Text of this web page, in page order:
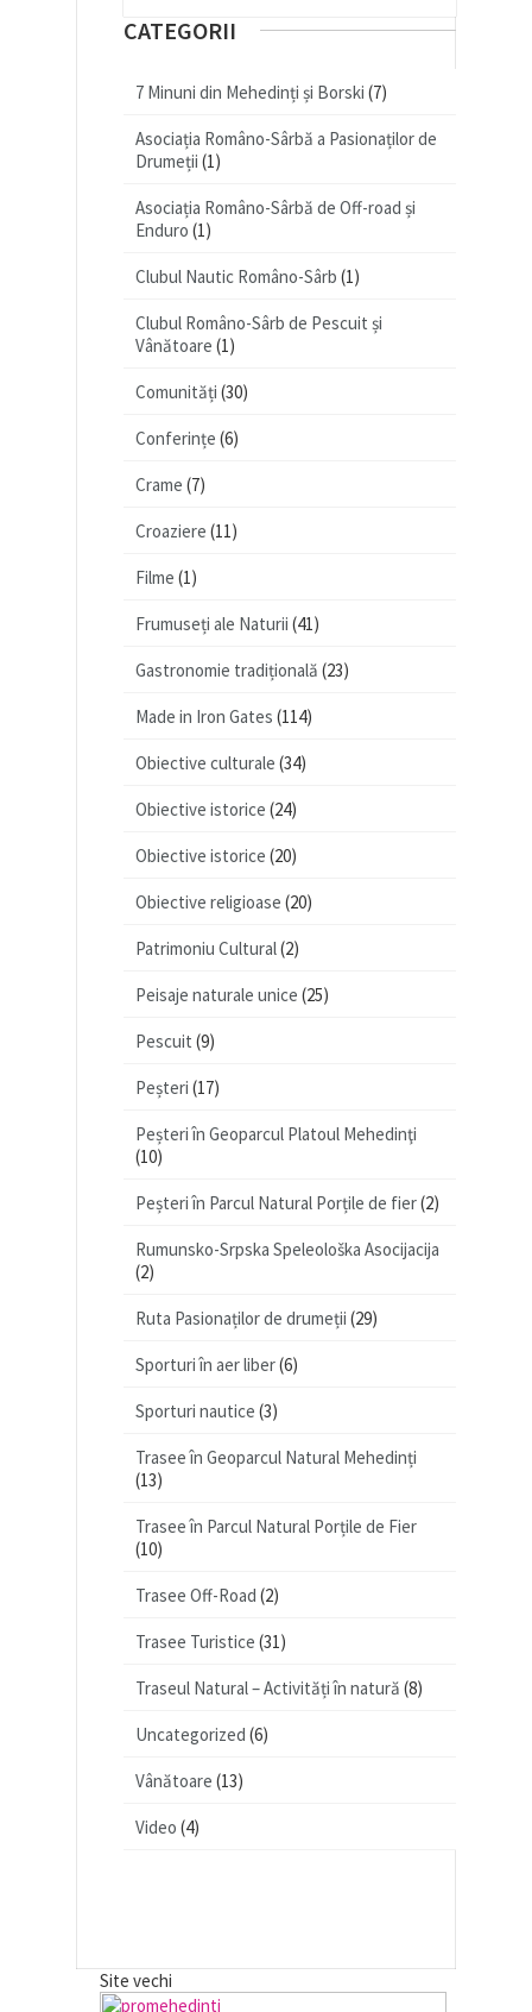
CATEGORII
7 Minuni din Mehedinți și Borski (7)
Asociația Româno-Sârbă a Pasionaților de
Drumeții (1)
Asociația Româno-Sârbă de Off-road și
Enduro (1)
Clubul Nautic Româno-Sârb (1)
Clubul Româno-Sârb de Pescuit și
Vânătoare (1)
Comunități (30)
Conferințe (6)
Crame (7)
Croaziere (11)
Filme (1)
Frumuseți ale Naturii (41)
Gastronomie tradițională (23)
Made in Iron Gates (114)
Obiective culturale (34)
Obiective istorice (24)
Obiective istorice (20)
Obiective religioase (20)
Patrimoniu Cultural(2)
Peisaje naturale unice (25)
Pescuit (9)
Peșteri (17)
Peșteri în Geoparcul Platoul Mehedinţi
(10)
Peșteri în Parcul Natural Porțile de fier(2)
Rumunsko-Srpska Speleološka Asocijacija
(2)
Ruta Pasionaților de drumeții (29)
Sporturi în aer liber(6)
Sporturi nautice (3)
Trasee în Geoparcul Natural Mehedinți
(13)
Trasee în Parcul Natural Porțile de Fier
(10)
Trasee Off-Road (2)
Trasee Turistice (31)
Traseul Natural – Activități în natură (8)
Uncategorized (6)
Vânătoare (13)
Video (4)
Site vechi